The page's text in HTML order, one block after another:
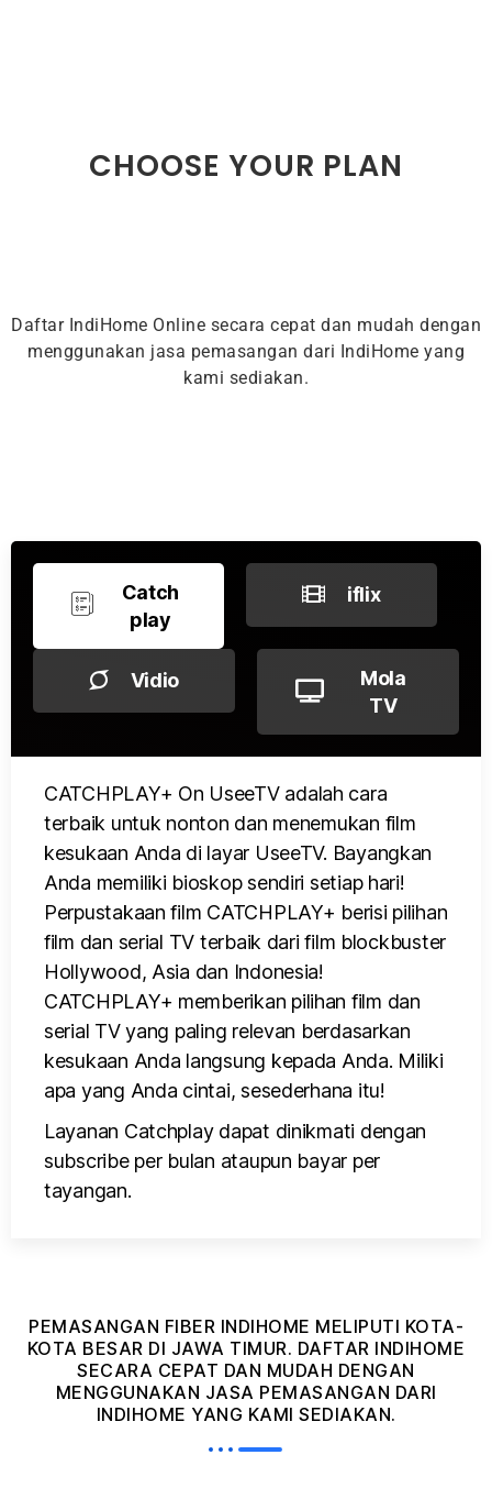
CHOOSE YOUR PLAN
Daftar IndiHome Online secara cepat dan mudah dengan
menggunakan jasa pemasangan dari IndiHome yang
kami sediakan.
Catch
play
iflix
Vidio
Mola
TV
CATCHPLAY+ On UseeTV adalah cara
terbaik untuk nonton dan menemukan film
kesukaan Anda di layar UseeTV. Bayangkan
Anda memiliki bioskop sendiri setiap hari!
Perpustakaan film CATCHPLAY+ berisi pilihan
film dan serial TV terbaik dari film blockbuster
Hollywood, Asia dan Indonesia!
CATCHPLAY+ memberikan pilihan film dan
serial TV yang paling relevan berdasarkan
kesukaan Anda langsung kepada Anda. Miliki
apa yang Anda cintai, sesederhana itu!
Layanan Catchplay dapat dinikmati dengan
subscribe per bulan ataupun bayar per
tayangan.
PEMASANGAN FIBER INDIHOME MELIPUTI KOTA-
KOTA BESAR DI JAWA TIMUR. DAFTAR INDIHOME
SECARA CEPAT DAN MUDAH DENGAN
MENGGUNAKAN JASA PEMASANGAN DARI
INDIHOME YANG KAMI SEDIAKAN.